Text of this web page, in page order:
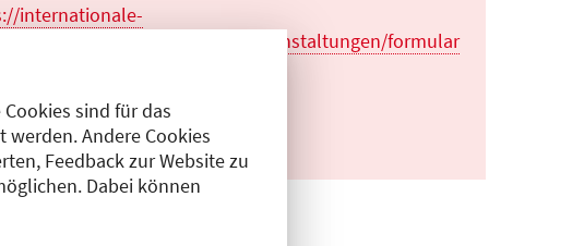
sind für das
Andere Cookies
Feedback zur Website zu
Dabei können
internationale-
ueber_das_institut/veranstaltungen/formular